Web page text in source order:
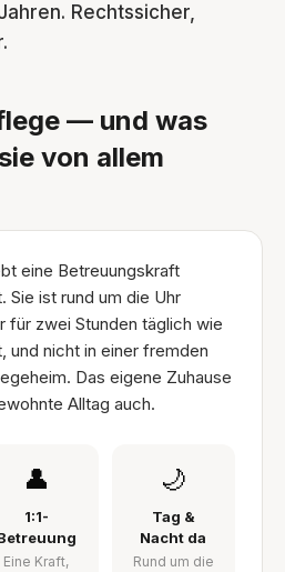
Rechtssicher,
— und was
von allem
eine Betreuungskraft
Sie ist rund um die Uhr
zwei Stunden täglich wie
und nicht in einer fremden
Das eigene Zuhause
Alltag auch.
👤
1:1-
Eine Kraft,
🌙
Tag &
Nacht da
Rund um die